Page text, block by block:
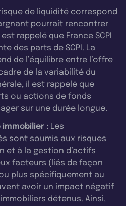
de liquidité correspond
pourrait rencontrer
rappelé que France SCPI
des parts de SCPI. La
de l’équilibre entre l’offre
de la variabilité du
il est rappelé que
ou actions de fonds
sur une durée longue.
immobilier : Les
sont soumis aux risques
et à la gestion d’actifs
facteurs (liés de façon
plus spécifiquement au
avoir un impact négatif
détenus. Ainsi,